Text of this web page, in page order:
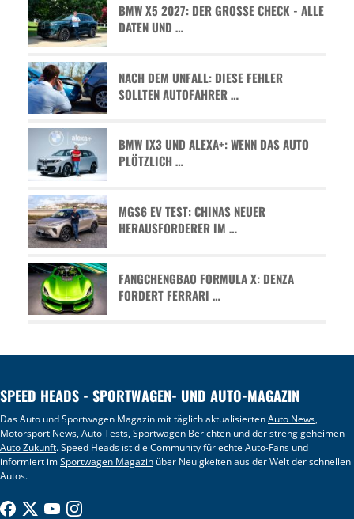
BMW X5 2027: DER GROSSE CHECK - ALLE D
ATEN UND …
NACH DEM UNFALL: DIESE FEHLER
SOLLTEN AUTOFAHRER …
BMW IX3 UND ALEXA+: WENN DAS AUTO
PLÖTZLICH …
MGS6 EV TEST: CHINAS NEUER
HERAUSFORDERER IM …
FANGCHENGBAO FORMULA X: DENZA
FORDERT FERRARI …
SPEED HEADS - SPORTWAGEN- UND AUTO-MAGAZIN
Das Auto und Sportwagen Magazin mit täglich aktualisiertenAuto News,
Motorsport News,Auto Tests, Sportwagen Berichten und der streng geheimen
Auto Zukunft. Speed Heads ist die Community für echte Auto-Fans und
informiert imSportwagen Magazin über Neuigkeiten aus der Welt der schnellen
Autos.